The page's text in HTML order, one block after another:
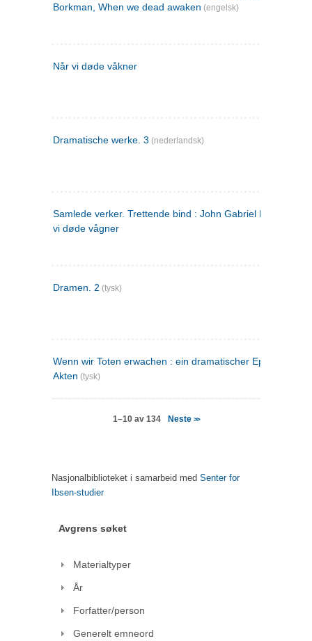
Borkman, When we dead awaken (engelsk)
Når vi døde våkner
Dramatische werke. 3 (nederlandsk)
Samlede verker. Trettende bind : John Gabriel Borkman ;
vi døde vågner
Dramen. 2 (tysk)
Wenn wir Toten erwachen : ein dramatischer Epilog in drei
Akten (tysk)
1–10 av 134 Neste >>
Nasjonalbiblioteket i samarbeid med Senter for
Ibsen-studier
Avgrens søket
Materialtyper
År
Forfatter/person
Generelt emneord